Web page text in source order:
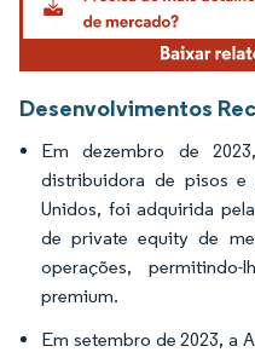
Desenvolvimentos
Em dezembro de
distribuidora de pisos
Unidos, foi adquirida
de private equity de
operações,
premium.
Em setembro de 2023, a